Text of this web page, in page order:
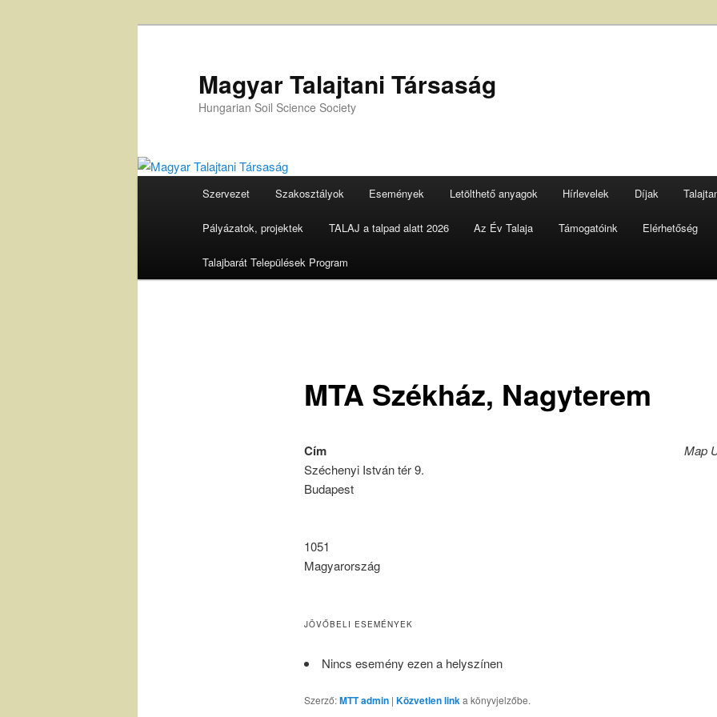
Magyar Talajtani Társaság
Hungarian Soil Science Society
Szervezet Szakosztályok Események Letölthető anyagok Hírlevelek Díjak
Pályázatok, projektek TALAJ a talpad alatt 2026 Az Év Talaja Támogatóink Elérhetőség
Talajbarát Települések Program
MTA Székház, Nagyterem
Map
Cím
Széchenyi István tér 9.
Budapest
1051
Magyarország
JÖVŐBELI ESEMÉNYEK
Nincs esemény ezen a helyszínen
Szerző:MTT admin| Közvetlen linka könyvjelzőbe.